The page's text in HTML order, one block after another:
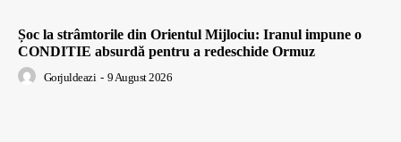
Șoc la strâmtorile din Orientul Mijlociu: Iranul impune o
CONDITIE absurdă pentru a redeschide Ormuz
Gorjuldeazi - 9 August 2026